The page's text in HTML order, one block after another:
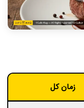
زمان کل